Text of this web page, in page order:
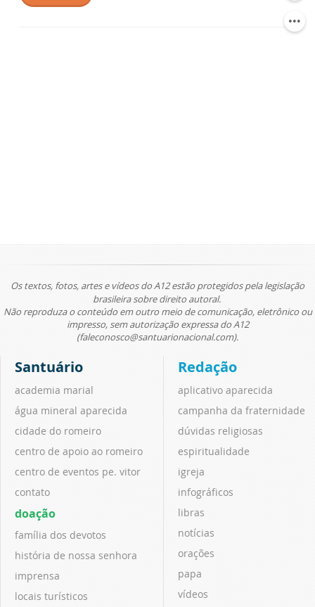
Os textos, fotos, artes e vídeos do A12 estão protegidos pela legislação
brasileira sobre direito autoral.
Não reproduza o conteúdo em outro meio de comunicação, eletrônico ou
impresso, sem autorização expressa do A12
(faleconosco@santuarionacional.com).
Santuário
academia marial
água mineral aparecida
cidade do romeiro
centro de apoio ao romeiro
centro de eventos pe. vitor
contato
doação
família dos devotos
história de nossa senhora
imprensa
locais turísticos
Redação
aplicativo aparecida
campanha da fraternidade
dúvidas religiosas
espiritualidade
igreja
infográficos
libras
notícias
orações
papa
vídeos